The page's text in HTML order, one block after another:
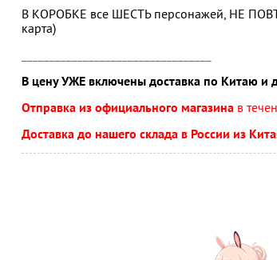
В КОРОБКЕ все ШЕСТЬ персонажей, НЕ
карта)
В цену УЖЕ включены доставка по Китаю и
Отправка из официального магазина в
Доставка до нашего склада в России из